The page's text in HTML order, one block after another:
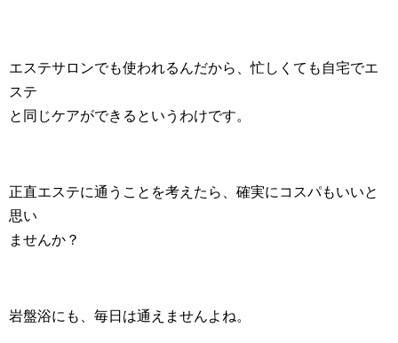
エステサロンでも使われるんだから、忙しくても自宅でエ
ステ
と同じケアができるというわけです。
正直エステに通うことを考えたら、確実にコスパもいいと
思い
ませんか？
岩盤浴にも、毎日は通えませんよね。